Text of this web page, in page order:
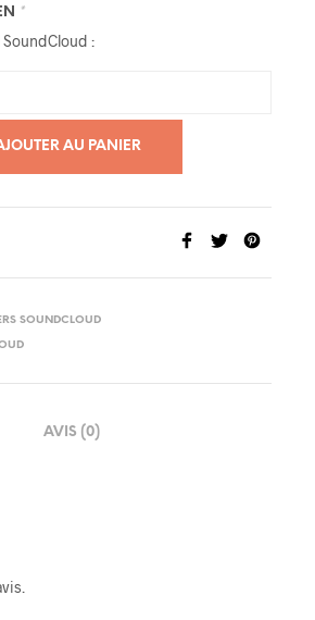
*
:
AU PANIER
SOUNDCLOUD
AVIS (0)